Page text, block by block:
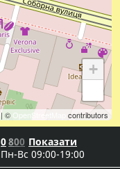
+
| © OpenStreetMap contributors
0800 Показати
Пн-Вс 09:00-19:00